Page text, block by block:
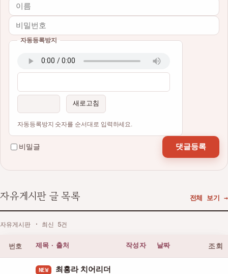
이름필수
비밀번호필수
자동등록방지
새로고침
자동등록방지 숫자를 순서대로 입력하세요.
비밀글 댓글등록
자유게시판 글 목록 전체 보기 →
자유게시판 · 최신 5건
번호 제목 · 출처 작성자 날짜 조회
NEW
최홍라 치어리더